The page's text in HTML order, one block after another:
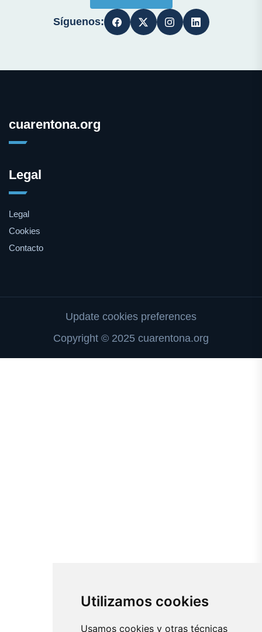
Utilizamos cookies
Usamos cookies y otras técnicas
Síguenos:
cuarentona.org
Legal
Legal
Cookies
Contacto
Update cookies preferences
Copyright © 2025 cuarentona.org